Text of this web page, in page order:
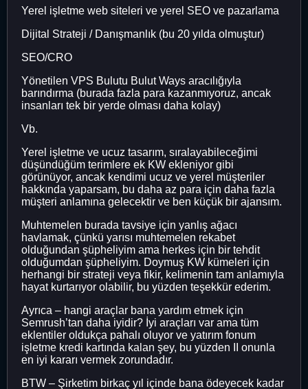
Yerel işletme web siteleri ve yerel SEO ve pazarlama
Dijital Strateji / Danışmanlık (bu 20 yılda olmuştur)
SEO/CRO
Yönetilen VPS Bulutu Bulut Ways aracılığıyla
barındırma (burada fazla para kazanmıyoruz, ancak
insanları tek bir yerde olması daha kolay)
Vb.
Yerel işletme ve ucuz tasarım, sıralayabileceğimi
düşündüğüm terimlere ek KW ekleniyor gibi
görünüyor, ancak kendimi ucuz ve yerel müşteriler
hakkında yaparsam, bu daha az para için daha fazla
müşteri anlamına gelecektir ve ben küçük bir ajansım.
Muhtemelen burada tavsiye için yanlış ağacı
havlamak, çünkü yarısı muhtemelen rekabet
olduğundan şüpheliyim ama herkes için bir tehdit
olduğumdan şüpheliyim. Doymuş KW kümeleri için
herhangi bir strateji veya fikir, kelimenin tam anlamıyla
hayat kurtarıyor olabilir, bu yüzden teşekkür ederim.
Ayrıca – hangi araçlar bana yardım etmek için
Semrush’tan daha iyidir? İyi araçları var ama tüm
eklentiler oldukça pahalı oluyor ve yatırım fonum
işletme kredi kartında kalan şey, bu yüzden II onunla
en iyi kararı vermek zorundadır.
BTW – Şirketim birkaç yıl içinde bana ödeyecek kadar